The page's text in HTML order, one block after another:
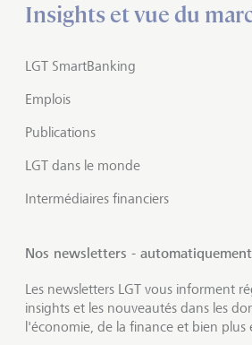
Insights et vue du
LGT SmartBanking
Emplois
Publications
LGT dans le monde
Intermédiaires financiers
Nos newsletters -
Les newsletters LGT vous informent
insights et les nouveautés dans les
l'économie, de la finance et bien plus